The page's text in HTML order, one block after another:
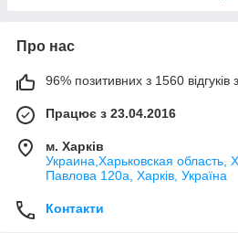
Про нас
96% позитивних з 1560 відгуків
Працює з 23.04.2016
м. Харків
Украина,Харьковская область,
Павлова 120а, Харків, Україна
Контакти